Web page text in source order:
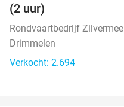
(2 uur)
Rondvaartbedrijf
Drimmelen
Verkocht: 2.694